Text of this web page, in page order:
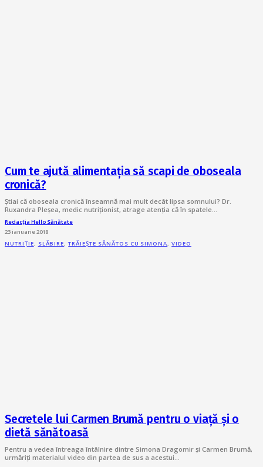
Cum te ajută alimentația să scapi de oboseala
cronică?
Știai că oboseala cronică înseamnă mai mult decât lipsa somnului? Dr.
Ruxandra Pleșea, medic nutriționist, atrage atenția că în spatele…
Redacția Hello Sănătate
23 ianuarie 2018
NUTRIȚIE, SLĂBIRE,TRĂIEȘTE SĂNĂTOS CU SIMONA,VIDEO
Secretele lui Carmen Brumă pentru o viață și o
dietă sănătoasă
Pentru a vedea întreaga întâlnire dintre Simona Dragomir și Carmen Brumă,
urmăriți materialul video din partea de sus a acestui…